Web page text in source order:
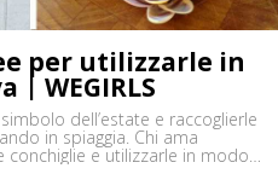
per utilizzarle in
| WEGIRLS
dell’estate e raccoglierle
in spiaggia. Chi ama
conchiglie e utilizzarle in modo